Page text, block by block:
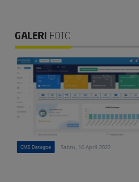
GALERI FOTO
CMS Datagoe Sabtu, 16 April 2022